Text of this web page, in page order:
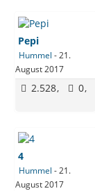
Pepi
Hummel -21.
August 2017
2.528 0
4
Hummel -21.
August 2017